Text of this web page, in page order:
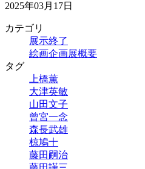
2025年03月17日
カテゴリ
展示終了
絵画企画展概要
タグ
上橋薫
大津英敏
山田文子
曾宮一念
森長武雄
椋鳩十
藤田嗣治